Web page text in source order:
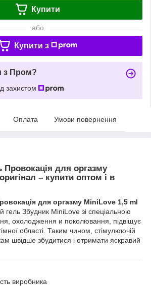
Купити
або
Купити з
з Пром?
захистом
Оплата Умови повернення
для оргазму
– купити оптом і в
для оргазму MiniLove 1,5 ml
Збудник MiniLove зі спеціальною
охолодження и поколювання, підвіщує
області. Таким чином, стімулюючій
швідше збудитися і отримати яскравий
виробника